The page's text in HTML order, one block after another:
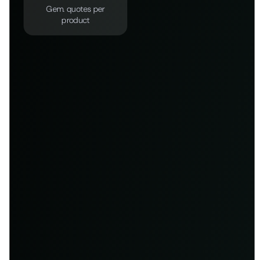
Gem. quotes per
product